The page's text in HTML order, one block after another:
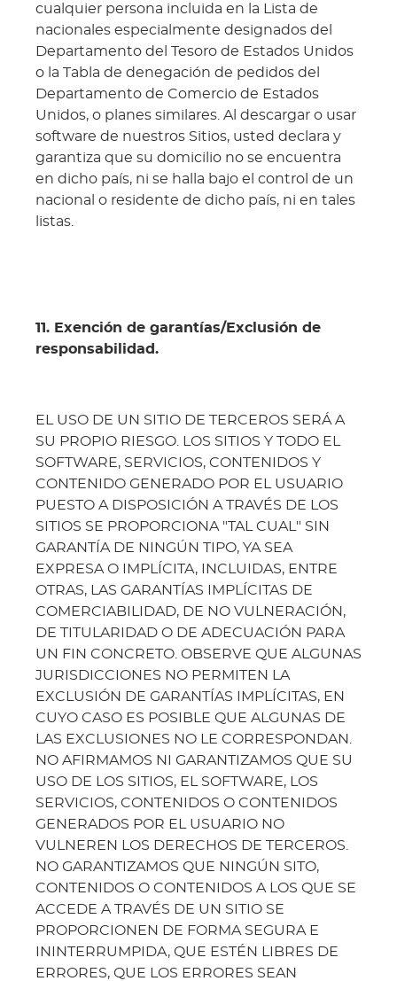
cualquier persona incluida en la Lista de
nacionales especialmente designados del
Departamento del Tesoro de Estados Unidos
o la Tabla de denegación de pedidos del
Departamento de Comercio de Estados
Unidos, o planes similares. Al descargar o usar
software de nuestros Sitios, usted declara y
garantiza que su domicilio no se encuentra
en dicho país, ni se halla bajo el control de un
nacional o residente de dicho país, ni en tales
listas.
11. Exención de garantías/Exclusión de
responsabilidad.
EL USO DE UN SITIO DE TERCEROS SERÁ A
SU PROPIO RIESGO. LOS SITIOS Y TODO EL
SOFTWARE, SERVICIOS, CONTENIDOS Y
CONTENIDO GENERADO POR EL USUARIO
PUESTO A DISPOSICIÓN A TRAVÉS DE LOS
SITIOS SE PROPORCIONA "TAL CUAL" SIN
GARANTÍA DE NINGÚN TIPO, YA SEA
EXPRESA O IMPLÍCITA, INCLUIDAS, ENTRE
OTRAS, LAS GARANTÍAS IMPLÍCITAS DE
COMERCIABILIDAD, DE NO VULNERACIÓN,
DE TITULARIDAD O DE ADECUACIÓN PARA
UN FIN CONCRETO. OBSERVE QUE ALGUNAS
JURISDICCIONES NO PERMITEN LA
EXCLUSIÓN DE GARANTÍAS IMPLÍCITAS, EN
CUYO CASO ES POSIBLE QUE ALGUNAS DE
LAS EXCLUSIONES NO LE CORRESPONDAN.
NO AFIRMAMOS NI GARANTIZAMOS QUE SU
USO DE LOS SITIOS, EL SOFTWARE, LOS
SERVICIOS, CONTENIDOS O CONTENIDOS
GENERADOS POR EL USUARIO NO
VULNEREN LOS DERECHOS DE TERCEROS.
NO GARANTIZAMOS QUE NINGÚN SITO,
CONTENIDOS O CONTENIDOS A LOS QUE SE
ACCEDE A TRAVÉS DE UN SITIO SE
PROPORCIONEN DE FORMA SEGURA E
ININTERRUMPIDA, QUE ESTÉN LIBRES DE
ERRORES, QUE LOS ERRORES SEAN